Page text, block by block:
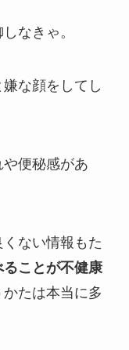
なきゃ。
な顔をしてし
便秘感があ
ない情報もた
ことが不健康
たは本当に多